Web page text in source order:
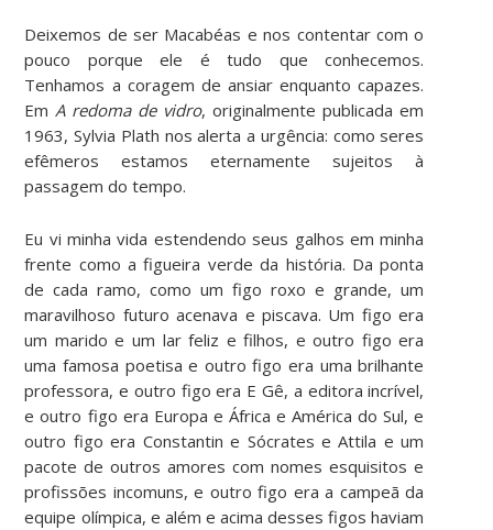
Deixemos de ser Macabéas e nos contentar com o
pouco porque ele é tudo que conhecemos.
Tenhamos a coragem de ansiar enquanto capazes.
EmA redoma de vidro, originalmente publicada em
1963, Sylvia Plath nos alerta a urgência: como seres
efêmeros estamos eternamente sujeitos à
passagem do tempo.
Eu vi minha vida estendendo seus galhos em minha
frente como a figueira verde da história. Da ponta
de cada ramo, como um figo roxo e grande, um
maravilhoso futuro acenava e piscava. Um figo era
um marido e um lar feliz e filhos, e outro figo era
uma famosa poetisa e outro figo era uma brilhante
professora, e outro figo era E Gê, a editora incrível,
e outro figo era Europa e África e América do Sul, e
outro figo era Constantin e Sócrates e Attila e um
pacote de outros amores com nomes esquisitos e
profissões incomuns, e outro figo era a campeã da
equipe olímpica, e além e acima desses figos haviam